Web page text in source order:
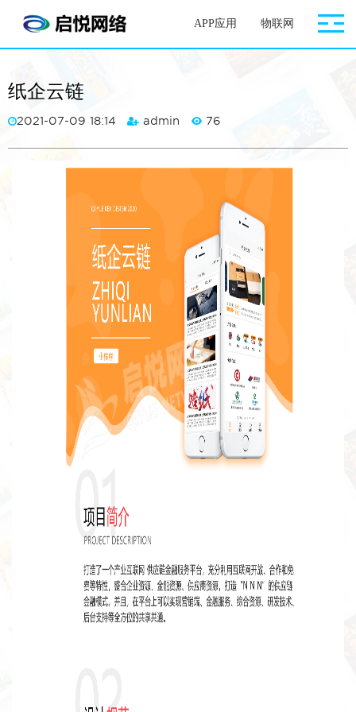
APP应用 物联网 网站案
纸企云链
2021-07-09 18:14 admin 76